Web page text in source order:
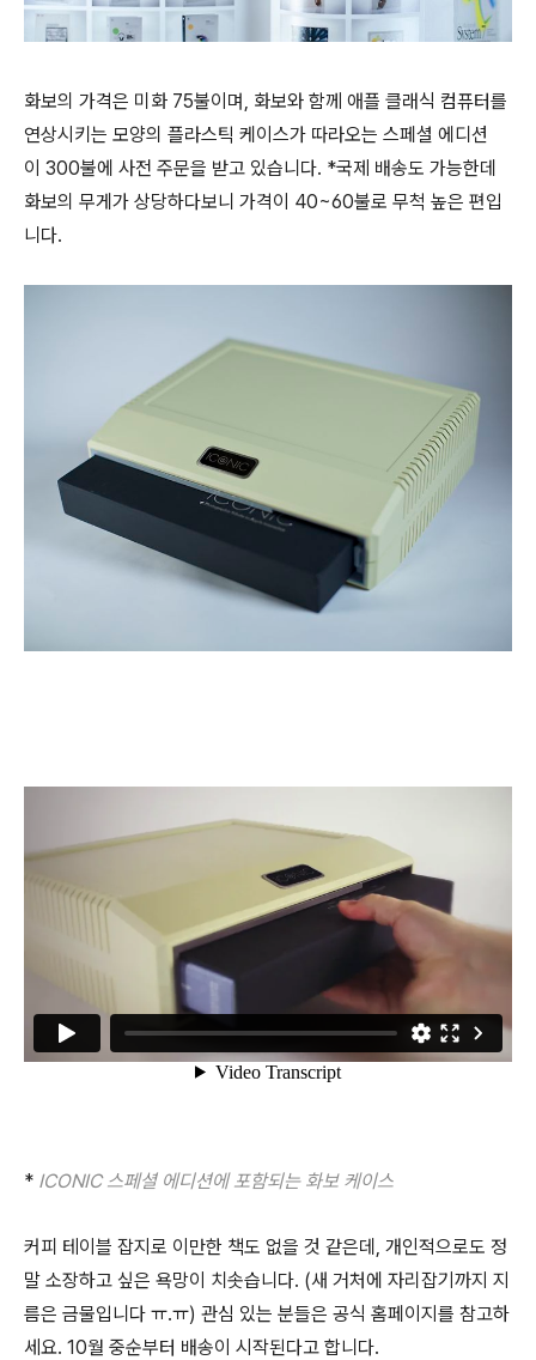
화보의 가격은 미화 75불이며, 화보와 함께 애플 클래식 컴퓨터를
연상시키는 모양의 플라스틱 케이스가 따라오는 스페셜 에디션
이 300불에 사전 주문을 받고 있습니다. *국제 배송도 가능한데
화보의 무게가 상당하다보니 가격이 40~60불로 무척 높은 편입
니다.
* ICONIC 스페셜 에디션에 포함되는 화보 케이스
커피 테이블 잡지로 이만한 책도 없을 것 같은데, 개인적으로도 정
말 소장하고 싶은 욕망이 치솟습니다. (새 거처에 자리잡기까지 지
름은 금물입니다 ㅠ.ㅠ) 관심 있는 분들은 공식 홈페이지를 참고하
세요. 10월 중순부터 배송이 시작된다고 합니다.